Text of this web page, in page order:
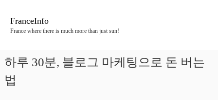
가
기
FranceInfo
France where there is much more than just sun!
하루 30분, 블로그 마케팅으로 돈 버는
법